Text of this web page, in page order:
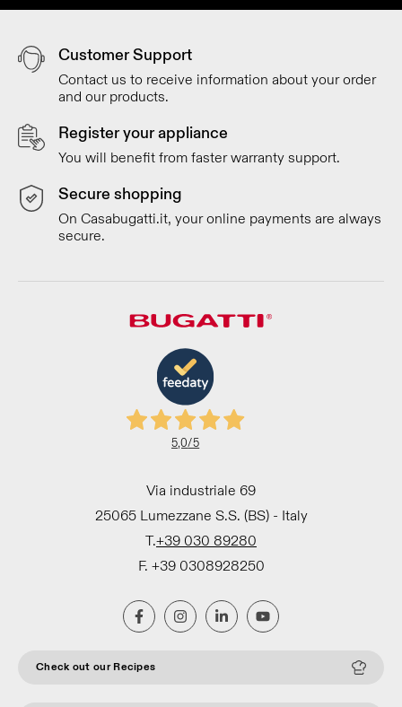
Customer Support
Contact us to receive information about your order
and our products.
Register your appliance
You will benefit from faster warranty support.
Secure shopping
On Casabugatti.it, your online payments are always
secure.
5,0/5
Via industriale 69
25065 Lumezzane S.S. (BS) - Italy
T.+39 030 89280
F. +39 0308928250
Check out our Recipes